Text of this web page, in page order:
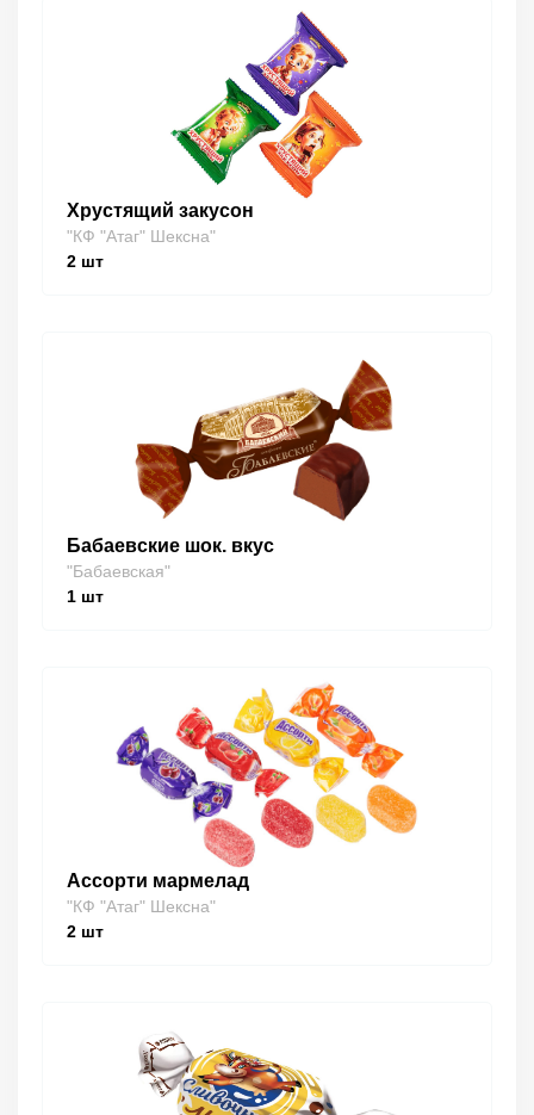
Хрустящий закусон
"КФ "Атаг" Шексна"
2 шт
Бабаевские шок. вкус
"Бабаевская"
1 шт
Ассорти мармелад
"КФ "Атаг" Шексна"
2 шт